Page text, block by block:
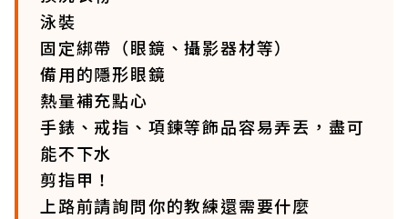
泳裝
固定綁帶（眼鏡、攝影器材等）
備用的隱形眼鏡
熱量補充點心
手錶、戒指、項鍊等飾品容易弄丟，盡可
能不下水
剪指甲！
上路前請詢問你的教練還需要什麼